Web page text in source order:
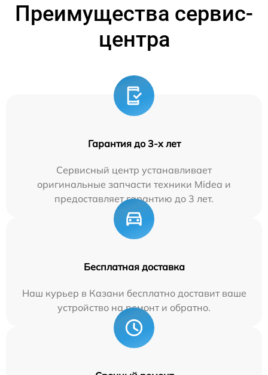
Преимущества сервис-
центра
Гарантия до 3-х лет
Сервисный центр устанавливает
оригинальные запчасти техники Midea и
предоставляет гарантию до 3 лет.
Бесплатная доставка
Наш курьер в Казани бесплатно доставит ваше
устройство на ремонт и обратно.